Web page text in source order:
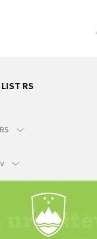
RS